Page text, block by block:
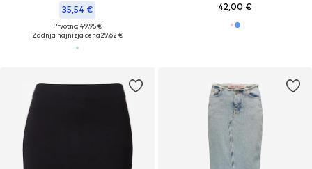
35,54 €
Prvotno: 49,95 €
Zadnja najnižja cena29,62 €
42,00 €